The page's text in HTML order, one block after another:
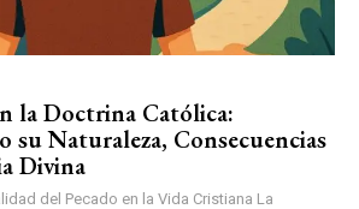
la Doctrina Católica:
su Naturaleza, Consecuencias
Divina
del Pecado en la Vida Cristiana La